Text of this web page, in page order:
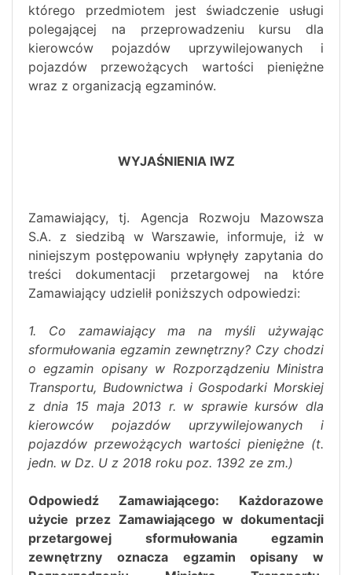
którego przedmiotem jest świadczenie usługi
polegającej na przeprowadzeniu kursu dla
kierowców pojazdów uprzywilejowanych i
pojazdów przewożących wartości pieniężne
wraz z organizacją egzaminów.
WYJAŚNIENIA IWZ
Zamawiający, tj. Agencja Rozwoju Mazowsza
S.A. z siedzibą w Warszawie, informuje, iż w
niniejszym postępowaniu wpłynęły zapytania do
treści dokumentacji przetargowej na które
Zamawiający udzielił poniższych odpowiedzi:
1. Co zamawiający ma na myśli używając
sformułowania egzamin zewnętrzny? Czy chodzi
o egzamin opisany w Rozporządzeniu Ministra
Transportu, Budownictwa i Gospodarki Morskiej
z dnia 15 maja 2013 r. w sprawie kursów dla
kierowców pojazdów uprzywilejowanych i
pojazdów przewożących wartości pieniężne (t.
jedn. w Dz. U z 2018 roku poz. 1392 ze zm.)
Odpowiedź Zamawiającego: Każdorazowe
użycie przez Zamawiającego w dokumentacji
przetargowej sformułowania egzamin
zewnętrzny oznacza egzamin opisany w